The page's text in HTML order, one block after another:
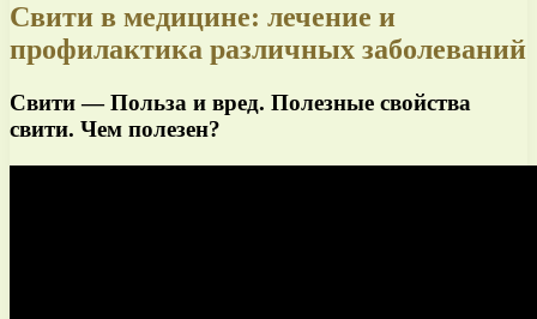
Свити в медицине: лечение и
профилактика различных заболеваний
Свити — Польза и вред. Полезные свойства
свити. Чем полезен?